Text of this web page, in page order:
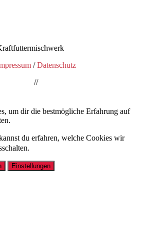
Datenschutz
//
um dir die bestmögliche Erfahrung auf
du erfahren, welche Cookies wir
Einstellungen